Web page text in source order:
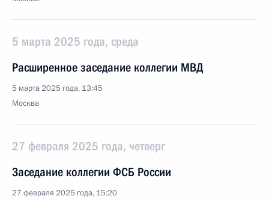
5 марта 2025 года, среда
Расширенное заседание коллегии МВД
5 марта 2025 года, 13:45
Москва
27 февраля 2025 года, четверг
Заседание коллегии ФСБ России
27 февраля 2025 года, 15:20